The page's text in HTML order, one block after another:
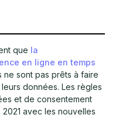
que la
en ligne en temps
ne sont pas prêts à faire
données. Les règles
et de consentement
avec les nouvelles